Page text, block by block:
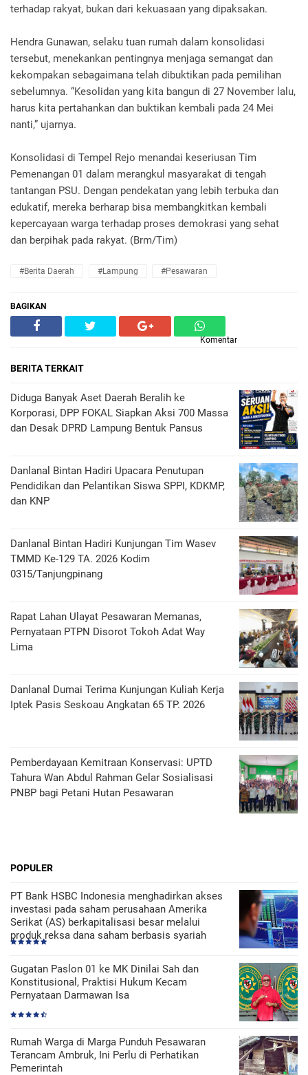
terhadap rakyat, bukan dari kekuasaan yang dipaksakan.
Hendra Gunawan, selaku tuan rumah dalam konsolidasi
tersebut, menekankan pentingnya menjaga semangat dan
kekompakan sebagaimana telah dibuktikan pada pemilihan
sebelumnya. “Kesolidan yang kita bangun di 27 November lalu,
harus kita pertahankan dan buktikan kembali pada 24 Mei
nanti,” ujarnya.
Konsolidasi di Tempel Rejo menandai keseriusan Tim
Pemenangan 01 dalam merangkul masyarakat di tengah
tantangan PSU. Dengan pendekatan yang lebih terbuka dan
edukatif, mereka berharap bisa membangkitkan kembali
kepercayaan warga terhadap proses demokrasi yang sehat
dan berpihak pada rakyat. (Brm/Tim)
#Berita Daerah #Lampung #Pesawaran
BAGIKAN
Komentar
BERITA TERKAIT
Diduga Banyak Aset Daerah Beralih ke
Korporasi, DPP FOKAL Siapkan Aksi 700 Massa
dan Desak DPRD Lampung Bentuk Pansus
Danlanal Bintan Hadiri Upacara Penutupan
Pendidikan dan Pelantikan Siswa SPPI, KDKMP,
dan KNP
Danlanal Bintan Hadiri Kunjungan Tim Wasev
TMMD Ke-129 TA. 2026 Kodim
0315/Tanjungpinang
Rapat Lahan Ulayat Pesawaran Memanas,
Pernyataan PTPN Disorot Tokoh Adat Way
Lima
Danlanal Dumai Terima Kunjungan Kuliah Kerja
Iptek Pasis Seskoau Angkatan 65 TP. 2026
Pemberdayaan Kemitraan Konservasi: UPTD
Tahura Wan Abdul Rahman Gelar Sosialisasi
PNBP bagi Petani Hutan Pesawaran
POPULER
PT Bank HSBC Indonesia menghadirkan akses
investasi pada saham perusahaan Amerika
Serikat (AS) berkapitalisasi besar melalui
produk reksa dana saham berbasis syariah
Gugatan Paslon 01 ke MK Dinilai Sah dan
Konstitusional, Praktisi Hukum Kecam
Pernyataan Darmawan Isa
Rumah Warga di Marga Punduh Pesawaran
Terancam Ambruk, Ini Perlu di Perhatikan
Pemerintah